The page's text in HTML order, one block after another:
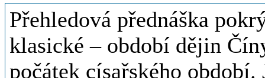
Přehledová přednáška
klasické – období dějin
počátek císařského